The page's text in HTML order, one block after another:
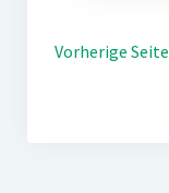
Vorherige Seite